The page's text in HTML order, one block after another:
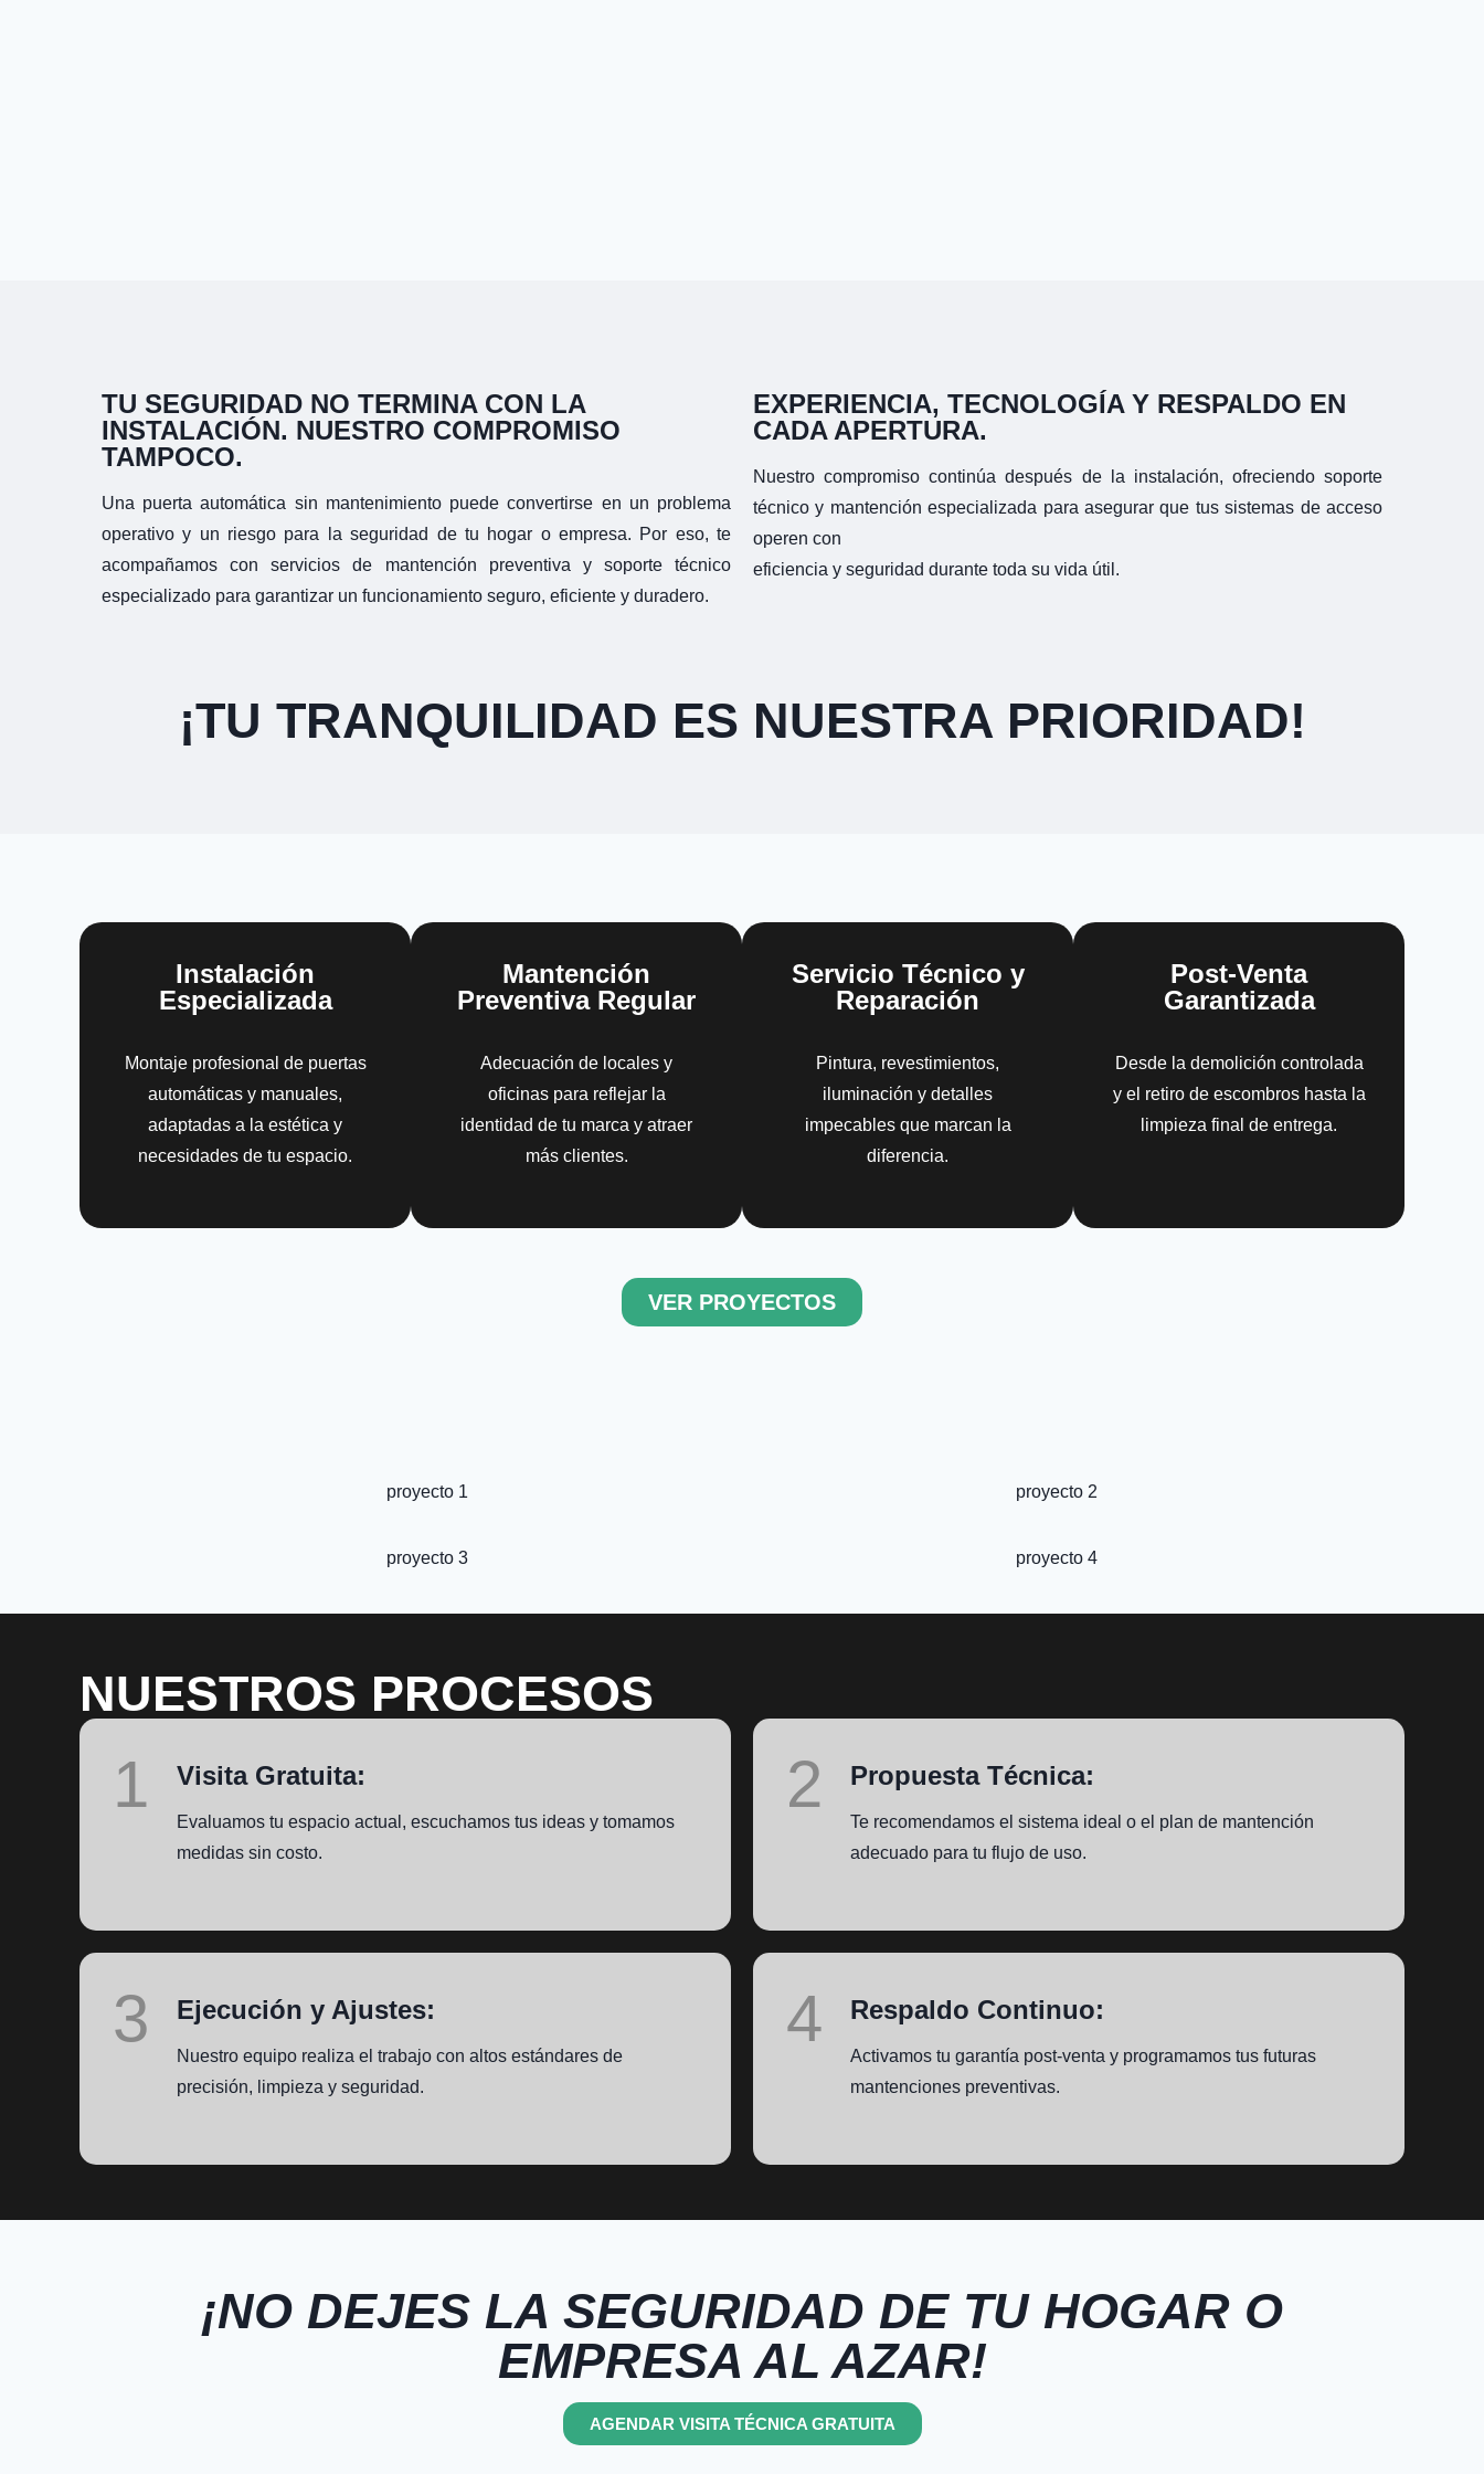
TU SEGURIDAD NO TERMINA CON LA
INSTALACIÓN. NUESTRO COMPROMISO
TAMPOCO.
Una puerta automática sin mantenimiento puede convertirse en un problema
operativo y un riesgo para la seguridad de tu hogar o empresa. Por eso, te
acompañamos con servicios de mantención preventiva y soporte técnico
especializado para garantizar un funcionamiento seguro, eficiente y duradero.
EXPERIENCIA, TECNOLOGÍA Y RESPALDO EN
CADA APERTURA.
Nuestro compromiso continúa después de la instalación, ofreciendo soporte
técnico y mantención especializada para asegurar que tus sistemas de acceso
operen con
eficiencia y seguridad durante toda su vida útil.
¡TU TRANQUILIDAD ES NUESTRA PRIORIDAD!
Instalación
Especializada
Montaje profesional de puertas
automáticas y manuales,
adaptadas a la estética y
necesidades de tu espacio.
Mantención
Preventiva Regular
Adecuación de locales y
oficinas para reflejar la
identidad de tu marca y atraer
más clientes.
Servicio Técnico y
Reparación
Pintura, revestimientos,
iluminación y detalles
impecables que marcan la
diferencia.
Post-Venta
Garantizada
Desde la demolición controlada
y el retiro de escombros hasta la
limpieza final de entrega.
VER PROYECTOS
proyecto 1
proyecto 3
proyecto 2
proyecto 4
NUESTROS PROCESOS
1 Visita Gratuita:
Evaluamos tu espacio actual, escuchamos tus ideas y tomamos
medidas sin costo.
2 Propuesta Técnica:
Te recomendamos el sistema ideal o el plan de mantención
adecuado para tu flujo de uso.
3 Ejecución y Ajustes:
Nuestro equipo realiza el trabajo con altos estándares de
precisión, limpieza y seguridad.
4 Respaldo Continuo:
Activamos tu garantía post-venta y programamos tus futuras
mantenciones preventivas.
¡NO DEJES LA SEGURIDAD DE TU HOGAR O
EMPRESA AL AZAR!
AGENDAR VISITA TÉCNICA GRATUITA